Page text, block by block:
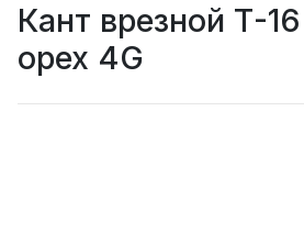
Кант врезной Т-
орех 4G